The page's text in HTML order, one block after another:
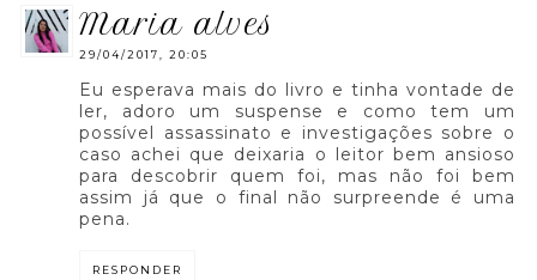
maria alves
29/04/2017, 20:05
Eu esperava mais do livro e tinha vontade de
ler, adoro um suspense e como tem um
possível assassinato e investigações sobre o
caso achei que deixaria o leitor bem ansioso
para descobrir quem foi, mas não foi bem
assim já que o final não surpreende é uma
pena.
RESPONDER